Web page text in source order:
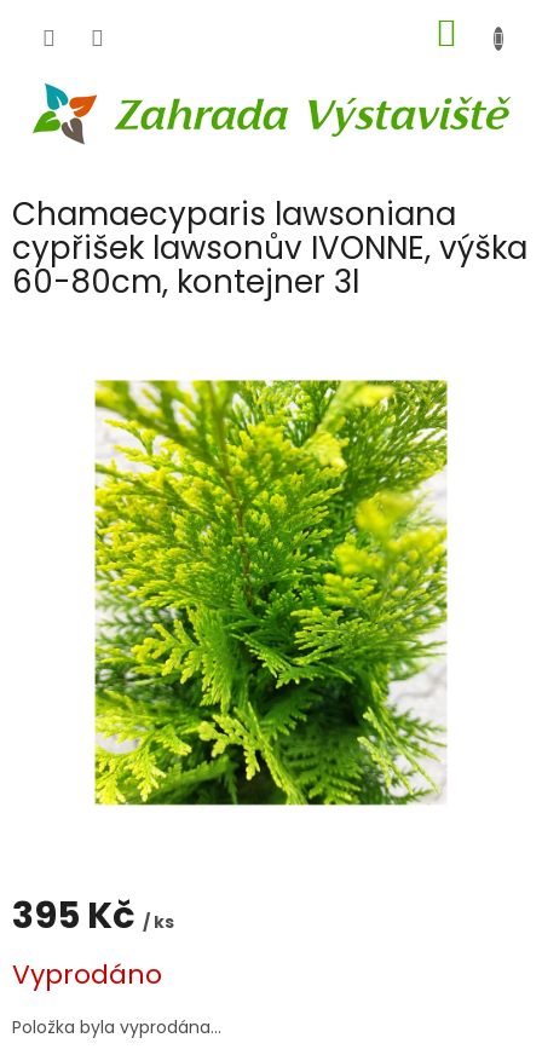
KOŠÍK
Chamaecyparis lawsoniana
cypřišek lawsonův IVONNE, výška
60-80cm, kontejner 3l
395 Kč / ks
cena:
Vyprodáno
Položka byla vyprodána…